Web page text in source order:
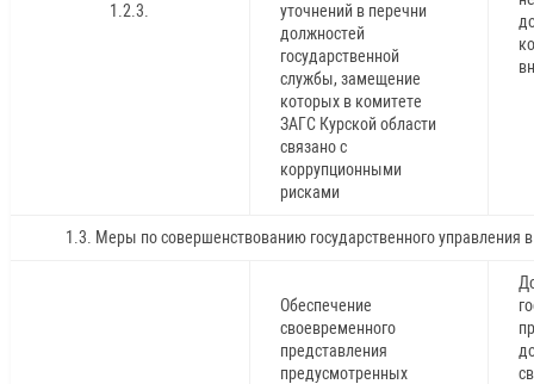
1.2.3.
уточнений в перечни
должностей
государственной
службы, замещение
которых в комитете
ЗАГС Курской области
связано с
коррупционными
рисками
1.3. Меры по совершенствованию государственного управления
Обеспечение
своевременного
представления
предусмотренных